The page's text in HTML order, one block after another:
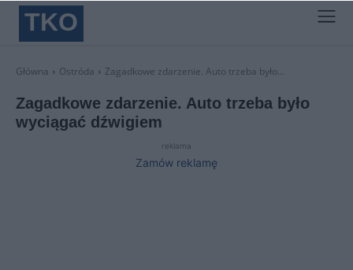
TKO
Główna Ostróda Zagadkowe zdarzenie. Auto trzeba było...
Zagadkowe zdarzenie. Auto trzeba było
wyciągać dźwigiem
reklama
Zamów reklamę